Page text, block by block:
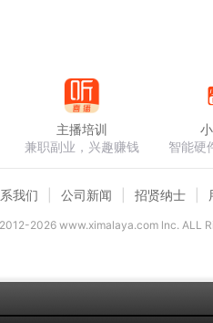
主播培训
兼职副业，兴趣赚钱
智能硬
我们 公司新闻 招贤纳士
2026www.ximalaya.com lnc. ALL